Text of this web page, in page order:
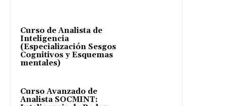
Curso de Analista de
Inteligencia
(Especialización Sesgos
Cognitivos y Esquemas
mentales)
Curso Avanzado de
Analista SOCMINT: